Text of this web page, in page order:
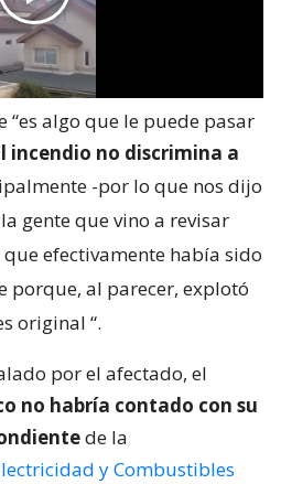
“es algo que le puede pasar
incendio no discrimina a
-por lo que nos dijo
gente que vino a revisar
efectivamente había sido
porque, al parecer, explotó
original “.
por el afectado, el
no habría contado con su
de la
y Combustibles